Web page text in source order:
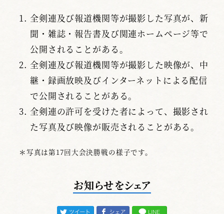
全剣連及び報道機関等が撮影した写真が、新
聞・雑誌・報告書及び関連ホームページ等で
公開されることがある。
全剣連及び報道機関等が撮影した映像が、中
継・録画放映及びインターネットによる配信
で公開されることがある。
全剣連の許可を受けた者によって、撮影され
た写真及び映像が販売されることがある。
＊写真は第17回大会決勝戦の様子です。
お知らせをシェア